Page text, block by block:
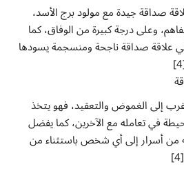
صداقة جيدة مع مولود برج الأسد،
وعلى درجة كبيرة من الوفاق، كما
علاقة صداقة ناجحة ومنسجمة يسودها
إلى الغموض والتعقيد، فهو يتخذ
في تعامله مع الآخرين، كما يفضل
من أسرار إلى أي شخص باستثناء من